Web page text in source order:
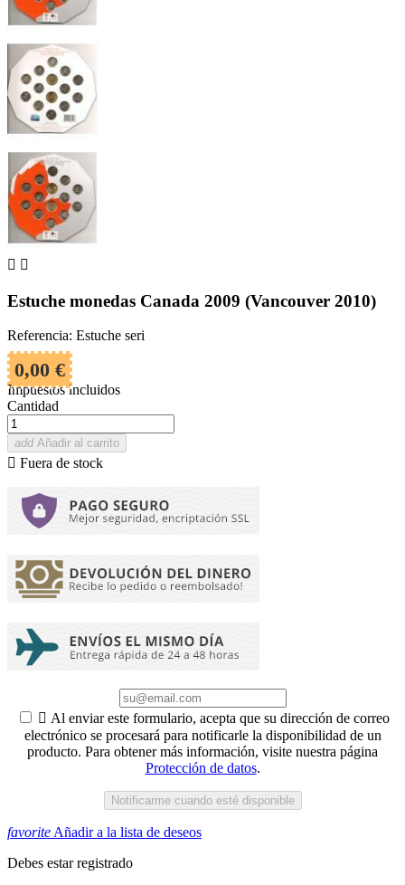
 
Estuche monedas Canada 2009 (Vancouver 2010)
Referencia: Estuche seri
0,00 €
Impuestos incluidos
Cantidad
add Añadir al carrito
 Fuera de stock
 Al enviar este formulario, acepta que su dirección de correo
electrónico se procesará para notificarle la disponibilidad de un
producto. Para obtener más información, visite nuestra página
Protección de datos.
Notificarme cuando esté disponible
favorite Añadir a la lista de deseos
Debes estar registrado